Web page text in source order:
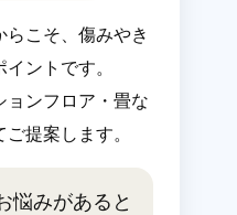
こそ、傷みやき
ントです。
ョンフロア・畳な
提案します。
悩みがあると